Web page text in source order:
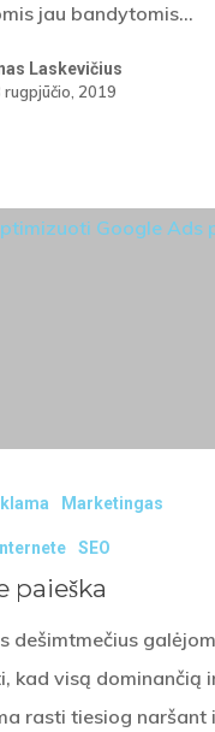
jau bandytomis…
Laskevičius
rugpjūčio, 2019
Marketingas
SEO
paieška
dešimtmečius
kad visą dominančią
rasti tiesiog naršant